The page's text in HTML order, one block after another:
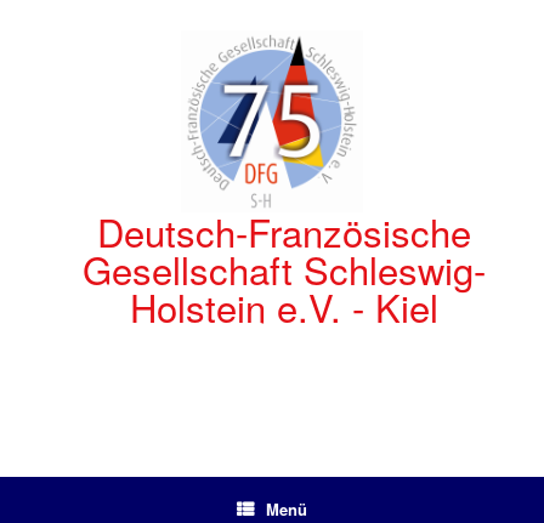
Deutsch-Französische
Gesellschaft Schleswig-
Holstein e.V. - Kiel
Menü